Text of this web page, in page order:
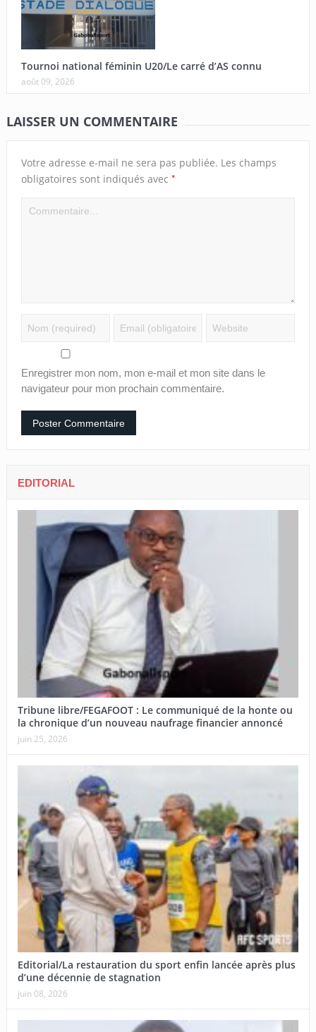
Tournoi national féminin U20/Le carré d’AS connu
août 09, 2026
LAISSER UN COMMENTAIRE
Votre adresse e-mail ne sera pas publiée. Les champs
obligatoires sont indiqués avec *
Enregistrer mon nom, mon e-mail et mon site dans le
navigateur pour mon prochain commentaire.
EDITORIAL
Tribune libre/FEGAFOOT : Le communiqué de la honte ou
la chronique d’un nouveau naufrage financier annoncé
juin 25, 2026
Editorial/La restauration du sport enfin lancée après plus
d’une décennie de stagnation
juin 08, 2026